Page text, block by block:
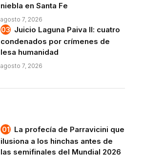
niebla en Santa Fe
agosto 7, 2026
Juicio Laguna Paiva II: cuatro
condenados por crímenes de
lesa humanidad
agosto 7, 2026
La profecía de Parravicini que
ilusiona a los hinchas antes de
las semifinales del Mundial 2026